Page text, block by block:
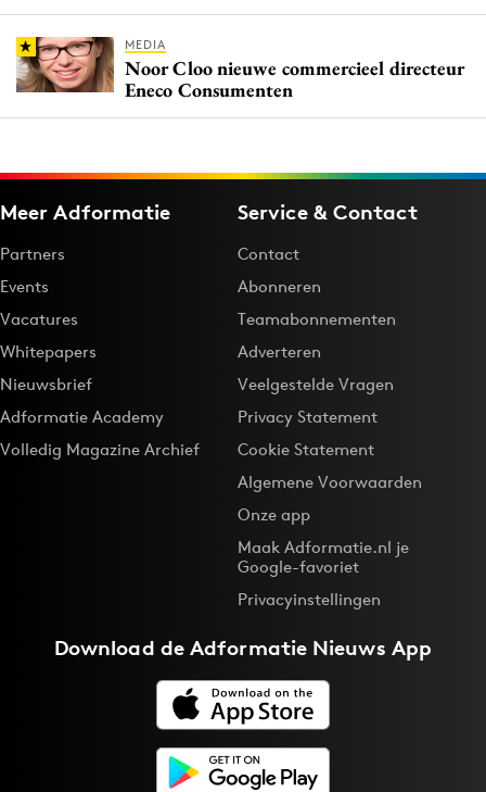
MEDIA
Noor Cloo nieuwe commercieel directeur
Eneco Consumenten
Meer Adformatie
Partners
Events
Vacatures
Whitepapers
Nieuwsbrief
Adformatie Academy
Volledig Magazine Archief
Service & Contact
Contact
Abonneren
Teamabonnementen
Adverteren
Veelgestelde Vragen
Privacy Statement
Cookie Statement
Algemene Voorwaarden
Onze app
Maak Adformatie.nl je
Google-favoriet
Privacyinstellingen
Download deAdformatie Nieuws App